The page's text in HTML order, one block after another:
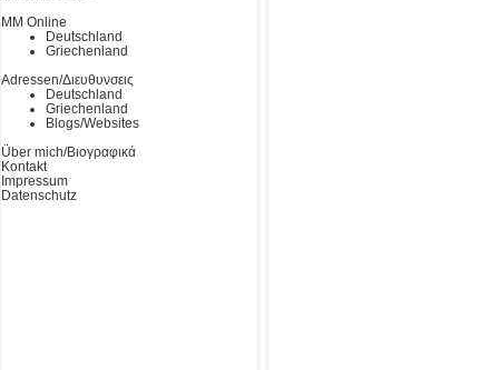
MM Online
Deutschland
Griechenland
Adressen/Διευθυνσεις
Deutschland
Griechenland
Blogs/Websites
Über mich/Βιογραφικά
Kontakt
Impressum
Datenschutz